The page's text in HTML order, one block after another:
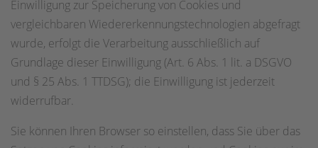
Einwilligung zur Speicherung von Cookies und
vergleichbaren Wiedererkennungstechnologien abgefragt
wurde, erfolgt die Verarbeitung ausschließlich auf
Grundlage dieser Einwilligung (Art. 6 Abs. 1 lit. a DSGVO
und § 25 Abs. 1 TTDSG); die Einwilligung ist jederzeit
widerrufbar.
Sie können Ihren Browser so einstellen, dass Sie über das